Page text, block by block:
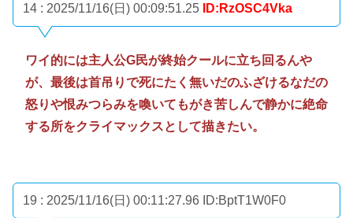
14 : 2025/11/16(日) 00:09:51.25 ID:RzOSC4Vka
ワイ的には主人公G民が終始クールに立ち回るんや
が、最後は首吊りで死にたく無いだのふざけるなだの
怒りや恨みつらみを喚いてもがき苦しんで静かに絶命
する所をクライマックスとして描きたい。
19 : 2025/11/16(日) 00:11:27.96 ID:BptT1W0F0